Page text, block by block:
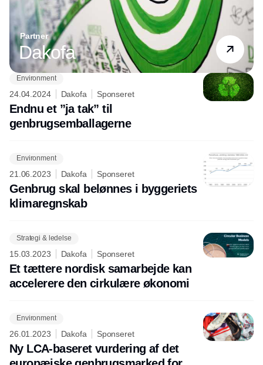
Partner
Dakofa
Environment
24.04.2024 Dakofa Sponseret
Endnu et ”ja tak” til
genbrugsemballagerne
Environment
21.06.2023 Dakofa Sponseret
Genbrug skal belønnes i byggeriets
klimaregnskab
Strategi & ledelse
15.03.2023 Dakofa Sponseret
Et tættere nordisk samarbejde kan
accelerere den cirkulære økonomi
Environment
26.01.2023 Dakofa Sponseret
Ny LCA-baseret vurdering af det